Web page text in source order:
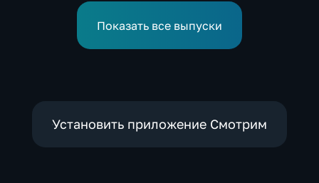
Совета безопасности
нынешнем году уже выше
среднего
Показать все выпуски
Установить приложение Смотрим